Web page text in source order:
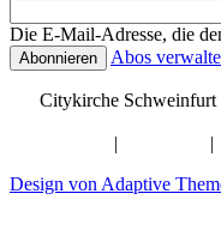
Die E-Mail-Adresse, die
Abos
Citykirche Schweinfurt
| |
Design von Adaptive